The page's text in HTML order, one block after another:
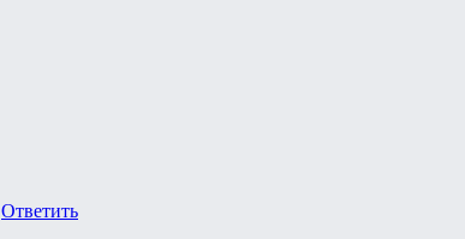
Ответить